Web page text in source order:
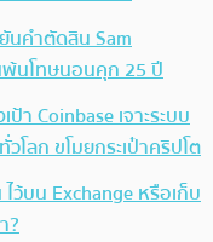
คำตัดสิน Sam
นโทษนอนคุก 25 ปี
า Coinbase เจาะระบบ
โลก ขโมยกระเป๋าคริปโต
ว้บน Exchange หรือเก็บ
?